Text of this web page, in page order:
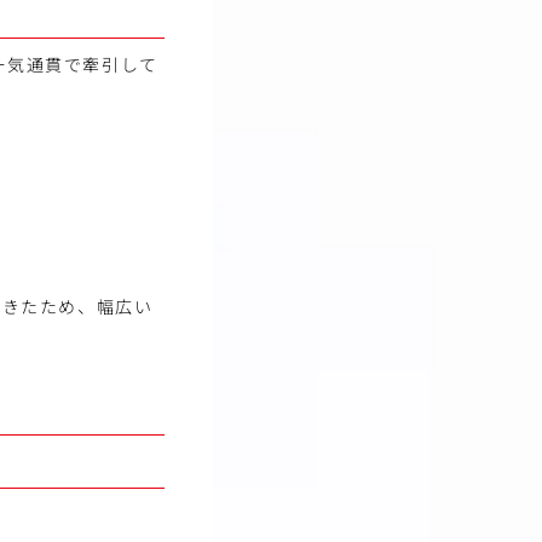
通貫で牽引して
たため、幅広い